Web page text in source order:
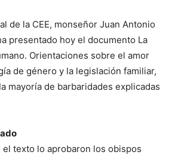
de la CEE, monseñor Juan Antonio
presentado hoy el documento La
Orientaciones sobre el amor
de género y la legislación familiar,
mayoría de barbaridades explicadas
el texto lo aprobaron los obispos